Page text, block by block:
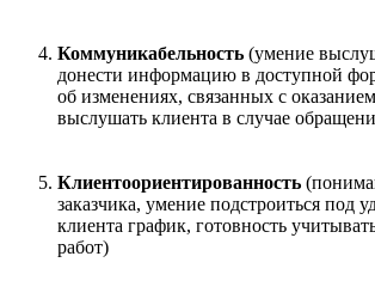
Коммуникабельность (умение
донести информацию в доступной
об изменениях, связанных с
выслушать клиента в случае
Клиентоориентированность
заказчика, умение подстроиться под
клиента график, готовность
работ)